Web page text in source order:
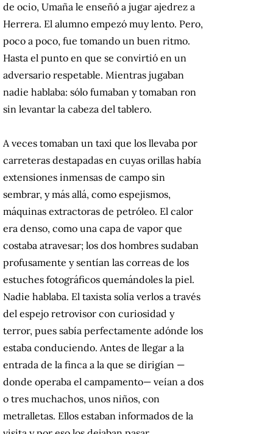
de ocio, Umaña le enseñó a jugar ajedrez a
Herrera. El alumno empezó muy lento. Pero,
poco a poco, fue tomando un buen ritmo.
Hasta el punto en que se convirtió en un
adversario respetable. Mientras jugaban
nadie hablaba: sólo fumaban y tomaban ron
sin levantar la cabeza del tablero.
A veces tomaban un taxi que los llevaba por
carreteras destapadas en cuyas orillas había
extensiones inmensas de campo sin
sembrar, y más allá, como espejismos,
máquinas extractoras de petróleo. El calor
era denso, como una capa de vapor que
costaba atravesar; los dos hombres sudaban
profusamente y sentían las correas de los
estuches fotográficos quemándoles la piel.
Nadie hablaba. El taxista solía verlos a través
del espejo retrovisor con curiosidad y
terror, pues sabía perfectamente adónde los
estaba conduciendo. Antes de llegar a la
entrada de la finca a la que se dirigían —
donde operaba el campamento— veían a dos
o tres muchachos, unos niños, con
metralletas. Ellos estaban informados de la